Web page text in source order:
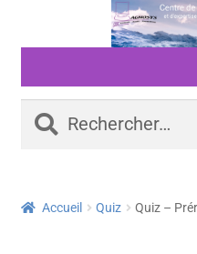
navigation
ACCUEIL
SERVICES
Accueil Quiz Quiz –